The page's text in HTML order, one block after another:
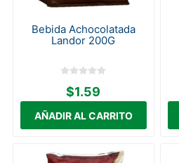
Bebida Achocolatada
Landor 200G
$1.59